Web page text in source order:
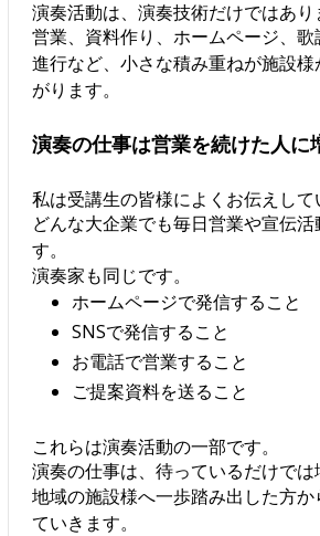
演奏活動は、演奏技術だけではあり
営業、資料作り、ホームページ、
進行など、小さな積み重ねが施設
がります。
演奏の仕事は営業を続けた人に
私は受講生の皆様によくお伝えして
どんな大企業でも毎日営業や宣伝活
す。
演奏家も同じです。
ホームページで発信すること
SNSで発信すること
お電話で営業すること
ご提案資料を送ること
これらは演奏活動の一部です。
演奏の仕事は、待っているだけでは
地域の施設様へ一歩踏み出した方
ていきます。